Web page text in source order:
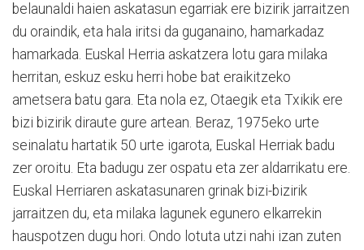
belaunaldi haien askatasun egarriak ere bizirik jarraitzen
du oraindik, eta hala iritsi da guganaino, hamarkadaz
hamarkada. Euskal Herria askatzera lotu gara milaka
herritan, eskuz esku herri hobe bat eraikitzeko
ametsera batu gara. Eta nola ez, Otaegik eta Txikik ere
bizi bizirik diraute gure artean. Beraz, 1975eko urte
seinalatu hartatik 50 urte igarota, Euskal Herriak badu
zer oroitu. Eta badugu zer ospatu eta zer aldarrikatu ere.
Euskal Herriaren askatasunaren grinak bizi-bizirik
jarraitzen du, eta milaka lagunek egunero elkarrekin
hauspotzen dugu hori. Ondo lotuta utzi nahi izan zuten